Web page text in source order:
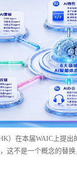
）在本届WAIC上提
，这不是一个概念的替